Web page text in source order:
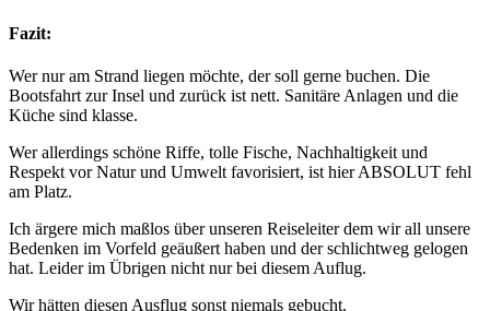
Fazit:
Wer nur am Strand liegen möchte, der soll gerne buchen. Die
Bootsfahrt zur Insel und zurück ist nett. Sanitäre Anlagen und die
Küche sind klasse.
Wer allerdings schöne Riffe, tolle Fische, Nachhaltigkeit und
Respekt vor Natur und Umwelt favorisiert, ist hier ABSOLUT fehl
am Platz.
Ich ärgere mich maßlos über unseren Reiseleiter dem wir all unsere
Bedenken im Vorfeld geäußert haben und der schlichtweg gelogen
hat. Leider im Übrigen nicht nur bei diesem Auflug.
Wir hätten diesen Ausflug sonst niemals gebucht.